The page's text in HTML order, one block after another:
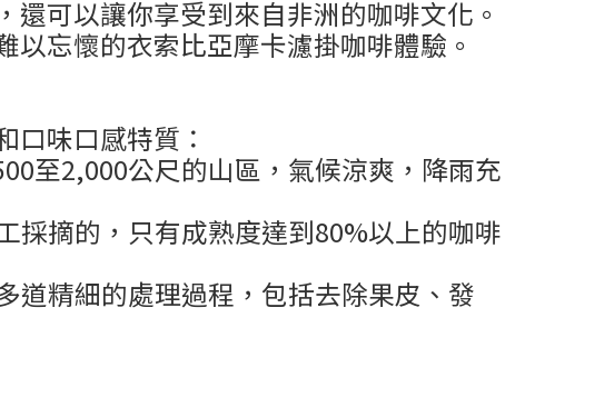
可以讓你享受到來自非洲的咖啡文化。
忘懷的衣索比亞摩卡濾掛咖啡體驗。
口味口感特質：
至2,000公尺的山區，氣候涼爽，降雨充
採摘的，只有成熟度達到80%以上的咖啡
道精細的處理過程，包括去除果皮、發